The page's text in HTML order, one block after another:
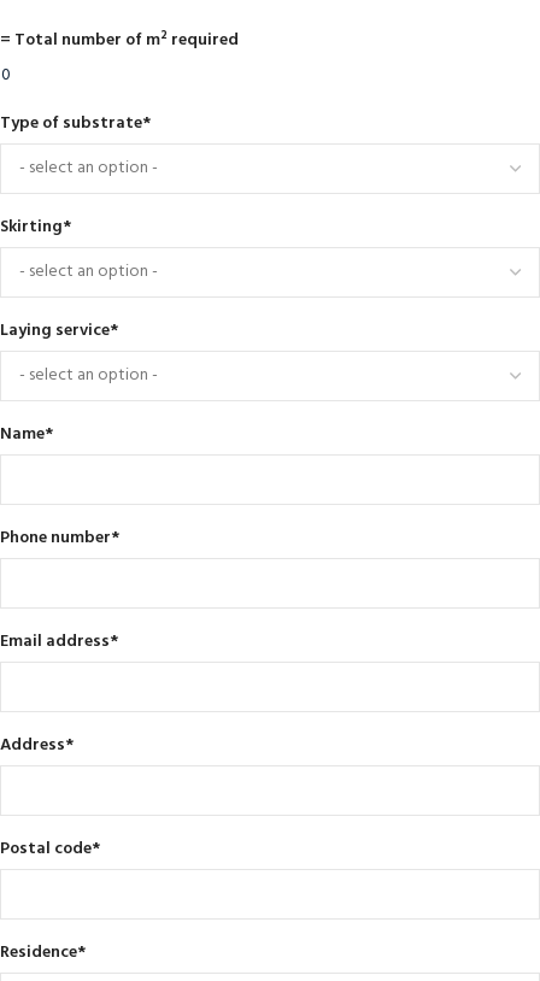
= Total number of m² required
Type of substrate*
Skirting*
Laying service*
Name*
Phone number*
Email address*
Address*
Postal code*
Residence*